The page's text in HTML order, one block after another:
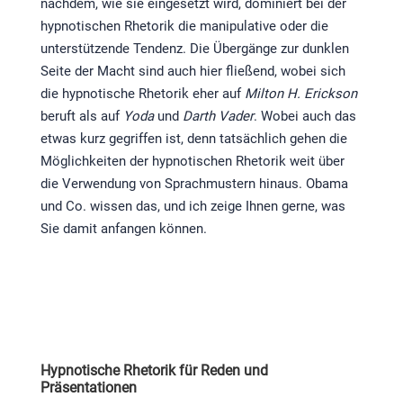
nachdem, wie sie eingesetzt wird, dominiert bei der
hypnotischen Rhetorik die manipulative oder die
unterstützende Tendenz. Die Übergänge zur dunklen
Seite der Macht sind auch hier fließend, wobei sich
die hypnotische Rhetorik eher auf Milton H. Erickson
beruft als auf Yodaund Darth Vader. Wobei auch das
etwas kurz gegriffen ist, denn tatsächlich gehen die
Möglichkeiten der hypnotischen Rhetorik weit über
die Verwendung von Sprachmustern hinaus. Obama
und Co. wissen das, und ich zeige Ihnen gerne, was
Sie damit anfangen können.
Hypnotische Rhetorik für Reden und
Präsentationen